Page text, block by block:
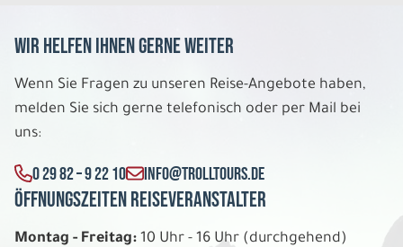
6 Tage
Dreibettzimmer DU/WC
Belegung: 3
P.P. AB1.199 €
Wir helfen Ihnen gerne weiter
Wenn Sie Fragen zu unseren Reise-Angebote haben,
melden Sie sich gerne telefonisch oder per Mail bei
uns:
0 29 82 – 9 22 10 INFO@TROLLTOURS.DE
Öffnungszeiten Reiseveranstalter
Montag - Freitag: 10 Uhr - 16 Uhr (durchgehend)